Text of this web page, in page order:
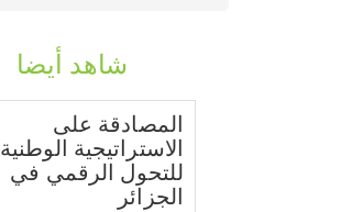
شاهد أيضا
المصادقة على
الاستراتيجية الوطنية
للتحول الرقمي في
الجزائر